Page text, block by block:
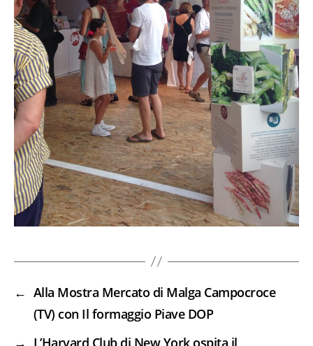
← Alla Mostra Mercato di Malga Campocroce
(TV) con Il formaggio Piave DOP
→ L’Harvard Club di New York ospita il